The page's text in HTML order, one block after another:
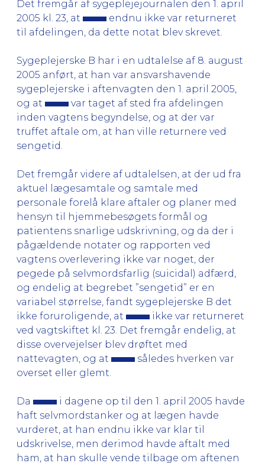
Det fremgår af sygeplejejournalen den 1. april
2005 kl. 23, at
endnu ikke var returneret
til afdelingen, da dette notat blev skrevet.
Sygeplejerske B har i en udtalelse af 8. august
2005 anført, at han var ansvarshavende
sygeplejerske i aftenvagten den 1. april 2005,
og at
var taget af sted fra afdelingen
inden vagtens begyndelse, og at der var
truffet aftale om, at han ville returnere ved
sengetid.
Det fremgår videre af udtalelsen, at der ud fra
aktuel lægesamtale og samtale med
personale forelå klare aftaler og planer med
hensyn til hjemmebesøgets formål og
patientens snarlige udskrivning, og da der i
pågældende notater og rapporten ved
vagtens overlevering ikke var noget, der
pegede på selvmordsfarlig (suicidal) adfærd,
og endelig at begrebet ”sengetid” er en
variabel størrelse, fandt sygeplejerske B det
ikke foruroligende, at
ikke var returneret
ved vagtskiftet kl. 23. Det fremgår endelig, at
disse overvejelser blev drøftet med
nattevagten, og at
således hverken var
overset eller glemt.
Da
i dagene op til den 1. april 2005 havde
haft selvmordstanker og at lægen havde
vurderet, at han endnu ikke var klar til
udskrivelse, men derimod havde aftalt med
ham, at han skulle vende tilbage om aftenen